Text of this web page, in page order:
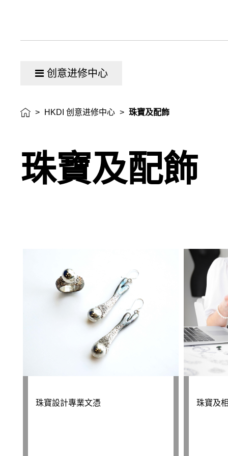
创意进修中心
> HKDI 创意进修中心 > 珠寶及配飾
珠寶及配飾
珠寶設計專業文憑 珠寶及